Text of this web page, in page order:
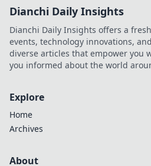
Dianchi Daily Insights
Dianchi Daily Insights offers a
events, technology innovations,
diverse articles that empower you
you informed about the world
Explore
Home
Archives
About